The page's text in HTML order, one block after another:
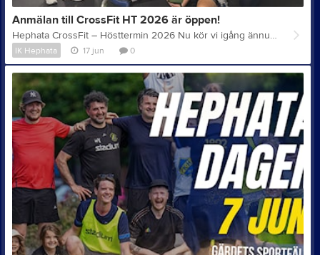
Anmälan till CrossFit HT 2026 är öppen!
Hephata CrossFit – Hösttermin 2026 Nu kör vi igång ännu en termin med CrossFit tillsammans med Hephata! När? Onsdagar (8 tillfällen) kl. 18:00–19:00 (obs! ny tid) Start 26 augusti – sista passet 14 oktober (v.35–42) Var? CrossFit Kinetics, Liljeholmskajen (Sjöviksvägen 124, 117 57 Stockholm) För vem? Alla åldrar och nivåer. Träningen anpassas efter varje individ. Anmälningsavgift? 1150kr för medlemmar Anmälan Skriv till crossfit@hephata.se. Betala anmälningsavgiften via Swish till 123 249 47 63 (ange ditt namn + Crossfit i meddelandet). 📌 Sista anmälningsdag: 20 juli Alla som anmäler sig får en inbjudan till en sluten WhatsApp-grupp där ni kan ställa frågor till coacherna. 📌 Begränsat antal platser – max 14 deltagare, så det är först till kvarn som gäller. Om gruppen blir full finns möjlighet att stå på en reservlista och vara med i WhatsApp-gruppen. Nytt för denna termin: Om du får förhinder vid ett enstaka pass har du möjlighet att sälja din plats till någon på reservlistan. Möt våra coacher: Jürgen, 37 år Bor i Årsta med sin sambo och två barn. Har tränat CrossFit i 10 år och tävlat. Tidigare simmare på hög nivå. Magnus, 44 år Tidigare hockeyspelare. Har tränat CrossFit sedan 2012 och tävlat i många år. Tränar i en tävlingsinriktad grupp och har coachats av erfarna tränare. Välkommen med din anmälan!
IK Hephata 17 jun 0